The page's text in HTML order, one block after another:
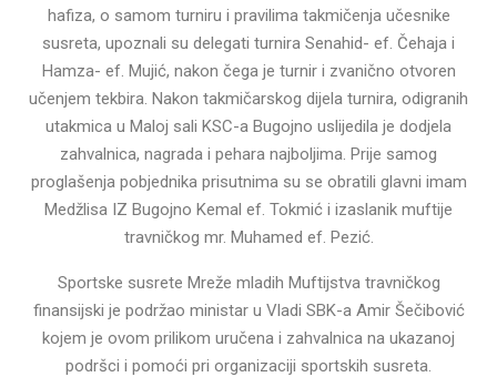
hafiza, o samom turniru i pravilima takmičenja učesnike
susreta, upoznali su delegati turnira Senahid- ef. Čehaja i
Hamza- ef. Mujić, nakon čega je turnir i zvanično otvoren
učenjem tekbira. Nakon takmičarskog dijela turnira, odigranih
utakmica u Maloj sali KSC-a Bugojno uslijedila je dodjela
zahvalnica, nagrada i pehara najboljima. Prije samog
proglašenja pobjednika prisutnima su se obratili glavni imam
Medžlisa IZ Bugojno Kemal ef. Tokmić i izaslanik muftije
travničkog mr. Muhamed ef. Pezić.
Sportske susrete Mreže mladih Muftijstva travničkog
finansijski je podržao ministar u Vladi SBK-a Amir Šečibović
kojem je ovom prilikom uručena i zahvalnica na ukazanoj
podršci i pomoći pri organizaciji sportskih susreta.